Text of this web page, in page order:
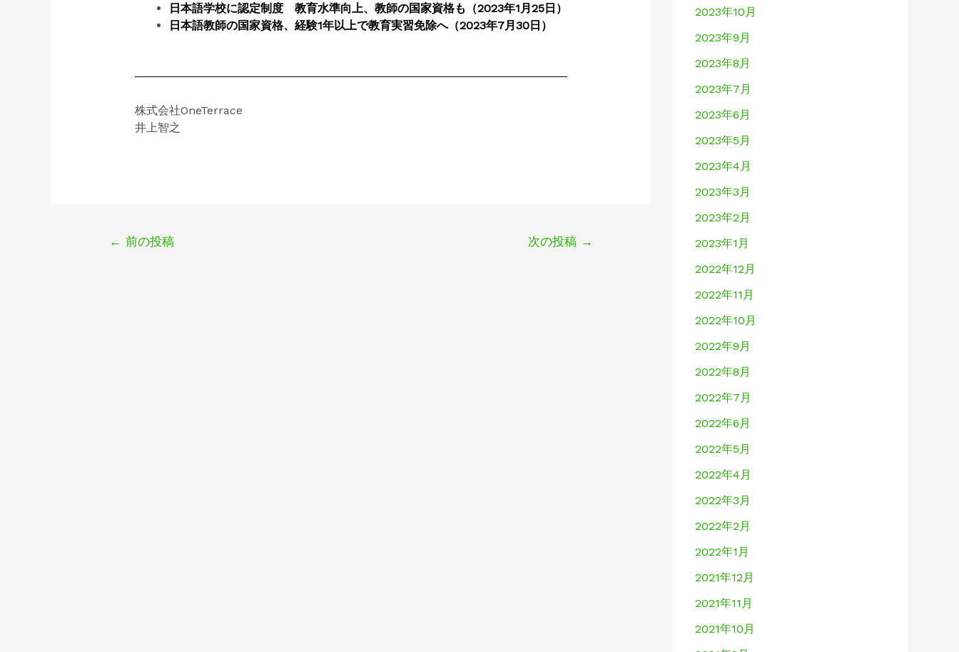
日本語学校に認定制度 教育水準向上、教師の国家資格も（2023年1月25日）
日本語教師の国家資格、経験1年以上で教育実習免除へ（2023年7月30日）
株式会社OneTerrace
井上智之
← 前の投稿 次の投稿 →
2023年10月
2023年9月
2023年8月
2023年7月
2023年6月
2023年5月
2023年4月
2023年3月
2023年2月
2023年1月
2022年12月
2022年11月
2022年10月
2022年9月
2022年8月
2022年7月
2022年6月
2022年5月
2022年4月
2022年3月
2022年2月
2022年1月
2021年12月
2021年11月
2021年10月